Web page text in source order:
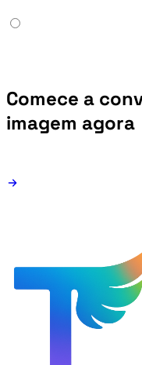
Comece a
imagem agora